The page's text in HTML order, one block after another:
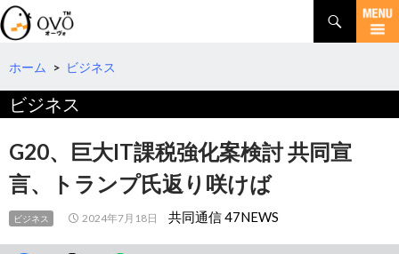
検
索
コ
テ
へ
動
ホーム > ビジネス
ビジネス
G20、巨大IT課税強化案検討 共同宣
言、トランプ氏返り咲けば
ビジネス 2024年7月18日 共同通信 47NEWS